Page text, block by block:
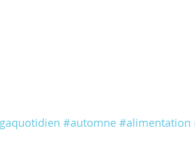
#automne #alimentation